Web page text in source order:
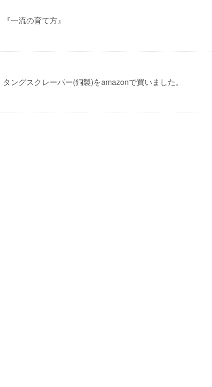
『一流の育て方』
タングスクレーパー(銅製)をamazonで買いました。